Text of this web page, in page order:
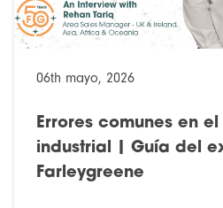
06th mayo, 2026
Errores comunes en
industrial | Guía del
Farleygreene